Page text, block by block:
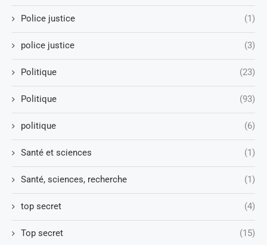
Police justice (1)
police justice (3)
Politique (23)
Politique (93)
politique (6)
Santé et sciences (1)
Santé, sciences, recherche (1)
top secret (4)
Top secret (15)